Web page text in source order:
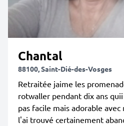
Chantal
88100, Saint-Dié-des-Vosges
Retraitée jaime les
rotwaller pendant dix ans
pas facile mais adorable
l'ai trouvé certainement